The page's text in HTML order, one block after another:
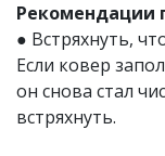
Рекомендации
● Встряхнуть,
Если ковер
он снова стал
встряхнуть.